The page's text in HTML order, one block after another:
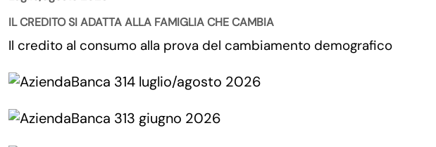
IL CREDITO SI ADATTA ALLA FAMIGLIA CHE CAMBIA
Il credito al consumo alla prova del cambiamento demografico